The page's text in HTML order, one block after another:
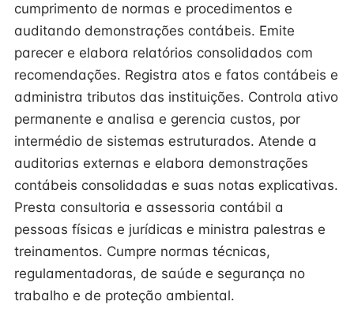
cumprimento de normas e procedimentos e
auditando demonstrações contábeis. Emite
parecer e elabora relatórios consolidados com
recomendações. Registra atos e fatos contábeis e
administra tributos das instituições. Controla ativo
permanente e analisa e gerencia custos, por
intermédio de sistemas estruturados. Atende a
auditorias externas e elabora demonstrações
contábeis consolidadas e suas notas explicativas.
Presta consultoria e assessoria contábil a
pessoas físicas e jurídicas e ministra palestras e
treinamentos. Cumpre normas técnicas,
regulamentadoras, de saúde e segurança no
trabalho e de proteção ambiental.